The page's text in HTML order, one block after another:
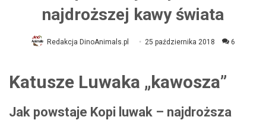
najdroższej kawy świata
Redakcja DinoAnimals.pl 25 października 2018 6
Katusze Luwaka „kawosza”
Jak powstaje Kopi luwak – najdroższa